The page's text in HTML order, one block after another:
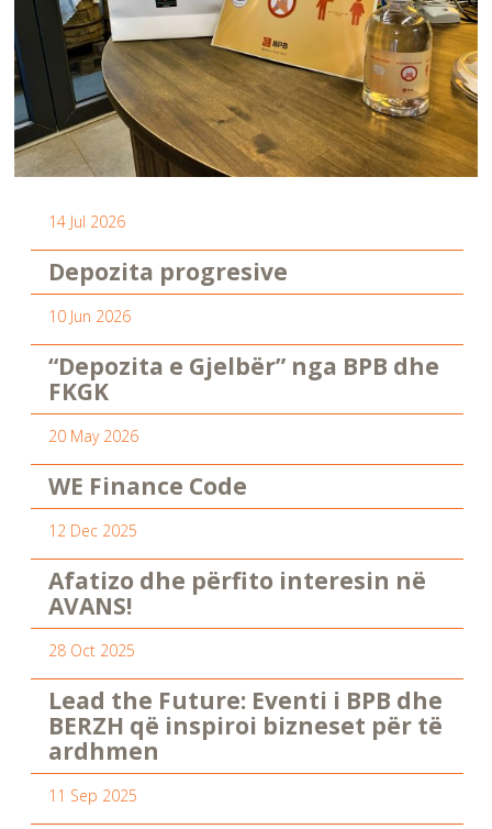
14 Jul 2026
Depozita progresive
10 Jun 2026
“Depozita e Gjelbër” nga BPB dhe
FKGK
20 May 2026
WE Finance Code
12 Dec 2025
Afatizo dhe përfito interesin në
AVANS!
28 Oct 2025
Lead the Future: Eventi i BPB dhe
BERZH që inspiroi bizneset për të
ardhmen
11 Sep 2025